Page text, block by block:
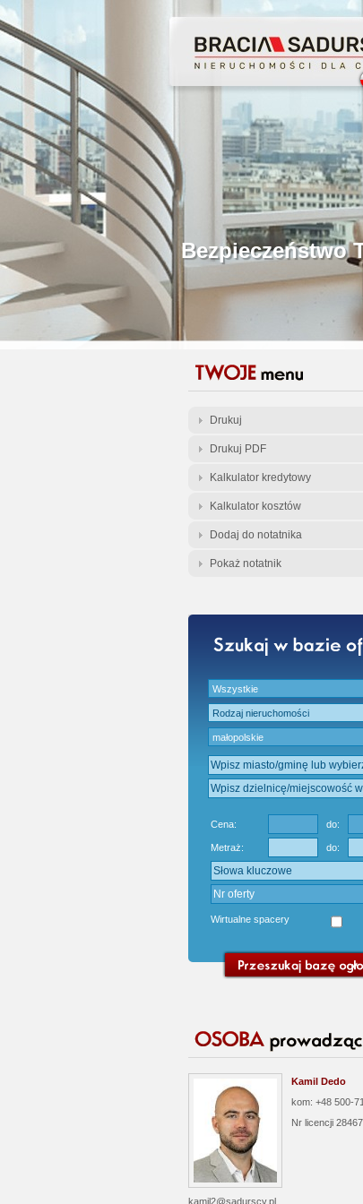
Gwarancja
Gratis -
Drukuj
Drukuj PDF
Kalkulator kredytowy
Kalkulator kosztów
Dodaj do notatnika
Pokaż notatnik
Cena: do:
Metraż: do:
Wirtualne spacery
Kamil Dedo
kom: +48 500-
Nr licencji 28467
kamil2@sadurscy.pl